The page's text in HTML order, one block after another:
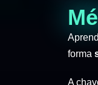
forma
A